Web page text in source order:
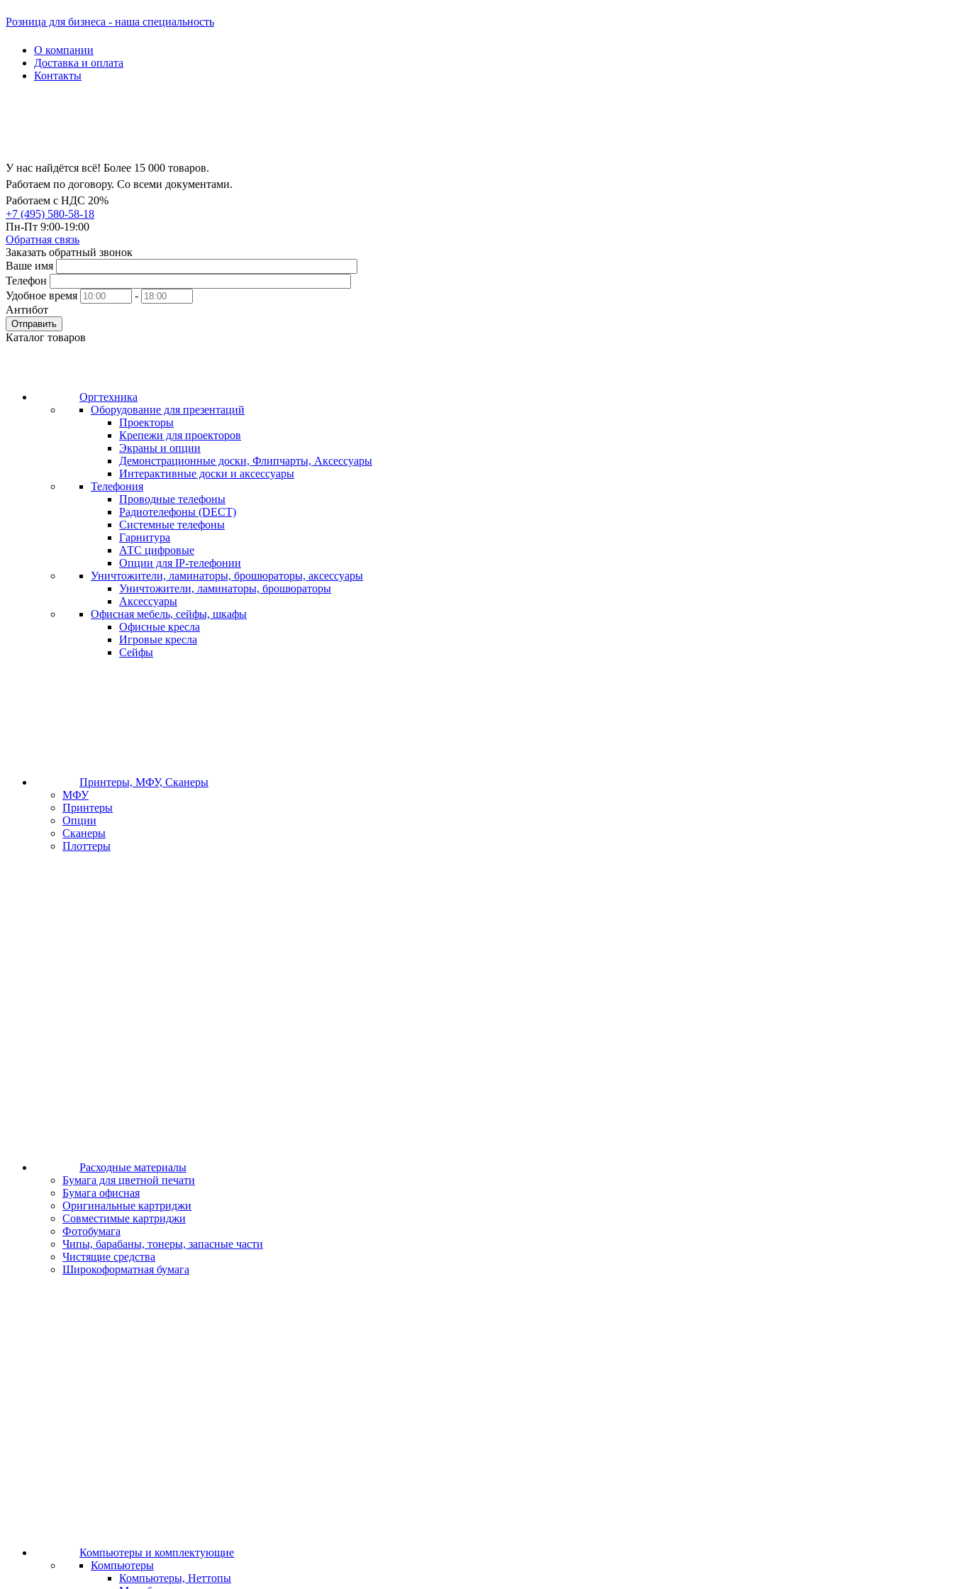
Розница для бизнеса - наша специальность
О компании
Доставка и оплата
Контакты
У нас найдётся всё! Более 15 000 товаров.
Работаем по договору. Со всеми документами.
Работаем с НДС 20%
+7 (495) 580-58-18
Пн-Пт 9:00-19:00
Обратная связь
Заказать обратный звонок
Ваше имя
Телефон
Удобное время
-
Антибот
Отправить
Каталог товаров
Оргтехника
Оборудование для презентаций
Проекторы
Крепежи для проекторов
Экраны и опции
Демонстрационные доски, Флипчарты, Аксессуары
Интерактивные доски и аксессуары
Телефония
Проводные телефоны
Радиотелефоны (DECT)
Системные телефоны
Гарнитура
АТС цифровые
Опции для IP-телефонии
Уничтожители, ламинаторы, брошюраторы, аксессуары
Уничтожители, ламинаторы, брошюраторы
Аксессуары
Офисная мебель, сейфы, шкафы
Офисные кресла
Игровые кресла
Сейфы
Принтеры, МФУ, Сканеры
МФУ
Принтеры
Опции
Сканеры
Плоттеры
Расходные материалы
Бумага для цветной печати
Бумага офисная
Оригинальные картриджи
Совместимые картриджи
Фотобумага
Чипы, барабаны, тонеры, запасные части
Чистящие средства
Широкоформатная бумага
Компьютеры и комплектующие
Компьютеры
Компьютеры, Неттопы